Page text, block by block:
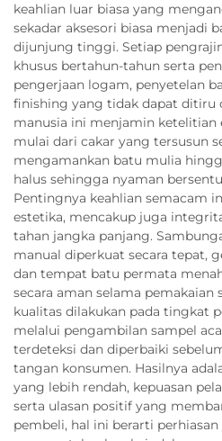
keahlian luar biasa yang
sekadar aksesori biasa menjadi
dijunjung tinggi. Setiap
khusus bertahun-tahun serta
pengerjaan logam, penyetelan
finishing yang tidak dapat ditiru
manusia ini menjamin
mulai dari cakar yang tersusun
mengamankan batu mulia
halus sehingga nyaman
Pentingnya keahlian semacam
estetika, mencakup juga
tahan jangka panjang.
manual diperkuat secara tepat,
dan tempat batu permata
secara aman selama pemakaian
kualitas dilakukan pada tingkat
melalui pengambilan sampel
terdeteksi dan diperbaiki
tangan konsumen. Hasilnya
yang lebih rendah, kepuasan
serta ulasan positif yang
pembeli, hal ini berarti